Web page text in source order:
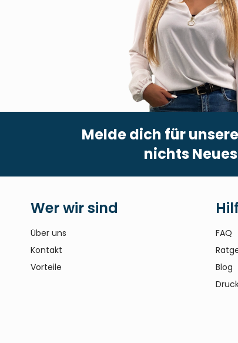
Melde dich für
nichts
Wer wir sind
Über uns
Kontakt
Vorteile
FAQ
Blog